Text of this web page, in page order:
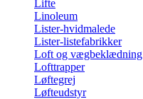
Lifte
Linoleum
Lister-hvidmalede
Lister-listefabrikker
Loft og vægbeklædning
Lofttrapper
Løftegrej
Løfteudstyr